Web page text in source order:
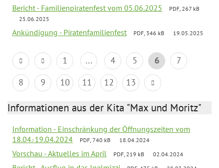
Bericht - Familienpiratenfest vom 05.06.2025
PDF, 267 kB
25.06.2025
Ankündigung - Piratenfamilienfest PDF, 346 kB 19.05.2025
1 ... 4 5 6
7
8
9 10 11 12 13
Informationen aus der Kita "Max und Moritz"
Information - Einschränkung der Öffnungszeiten vom
18.04.-19.04.2024
PDF, 740 kB 18.04.2024
Vorschau - Aktuelles im April PDF, 219 kB 02.04.2024